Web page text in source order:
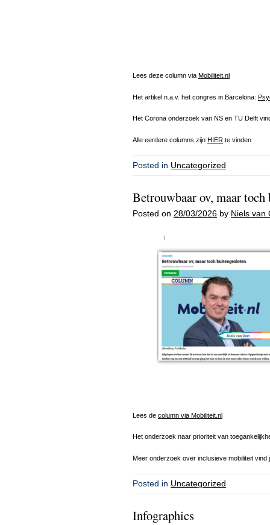
Lees deze column via Mobiliteit.nl
Het artikel n.a.v. het congres in Barcelona:
Het Corona onderzoek van NS en TU Delft
Alle eerdere columns zijn HIER te vinden
Posted in Uncategorized
Betrouwbaar ov, maar toch
Posted on 28/03/2026 by Niels van
Lees de column via Mobiliteit.nl
Het onderzoek naar prioriteit van
Meer onderzoek over inclusieve mobiliteit vind
Posted in Uncategorized
Infographics